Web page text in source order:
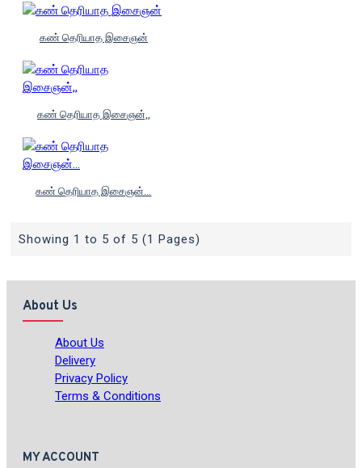
கண் தெரியாத இசைஞன்
கண் தெரியாத இசைஞன்,,
கண் தெரியாத இசைஞன்...
Showing 1 to 5 of 5 (1 Pages)
About Us
About Us
Delivery
Privacy Policy
Terms & Conditions
MY ACCOUNT